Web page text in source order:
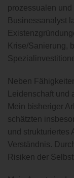
prozessualen
Businessanalyst
Krise/Sanierung,
Neben
Leidenschaft
Mein bisheriger
schätzten
und strukturiertes
Verständnis.
Risiken der